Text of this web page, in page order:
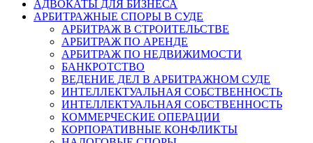
АДВОКАТЫ ДЛЯ БИЗНЕСА
АРБИТРАЖНЫЕ СПОРЫ В СУДЕ
АРБИТРАЖ В СТРОИТЕЛЬСТВЕ
АРБИТРАЖ ПО АРЕНДЕ
АРБИТРАЖ ПО НЕДВИЖИМОСТИ
БАНКРОТСТВО
ВЕДЕНИЕ ДЕЛ В АРБИТРАЖНОМ СУДЕ
ИНТЕЛЛЕКТУАЛЬНАЯ СОБСТВЕННОСТЬ
ИНТЕЛЛЕКТУАЛЬНАЯ СОБСТВЕННОСТЬ
КОММЕРЧЕСКИЕ ОПЕРАЦИИ
КОРПОРАТИВНЫЕ КОНФЛИКТЫ